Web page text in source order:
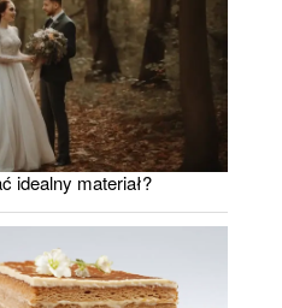
idealny materiał?